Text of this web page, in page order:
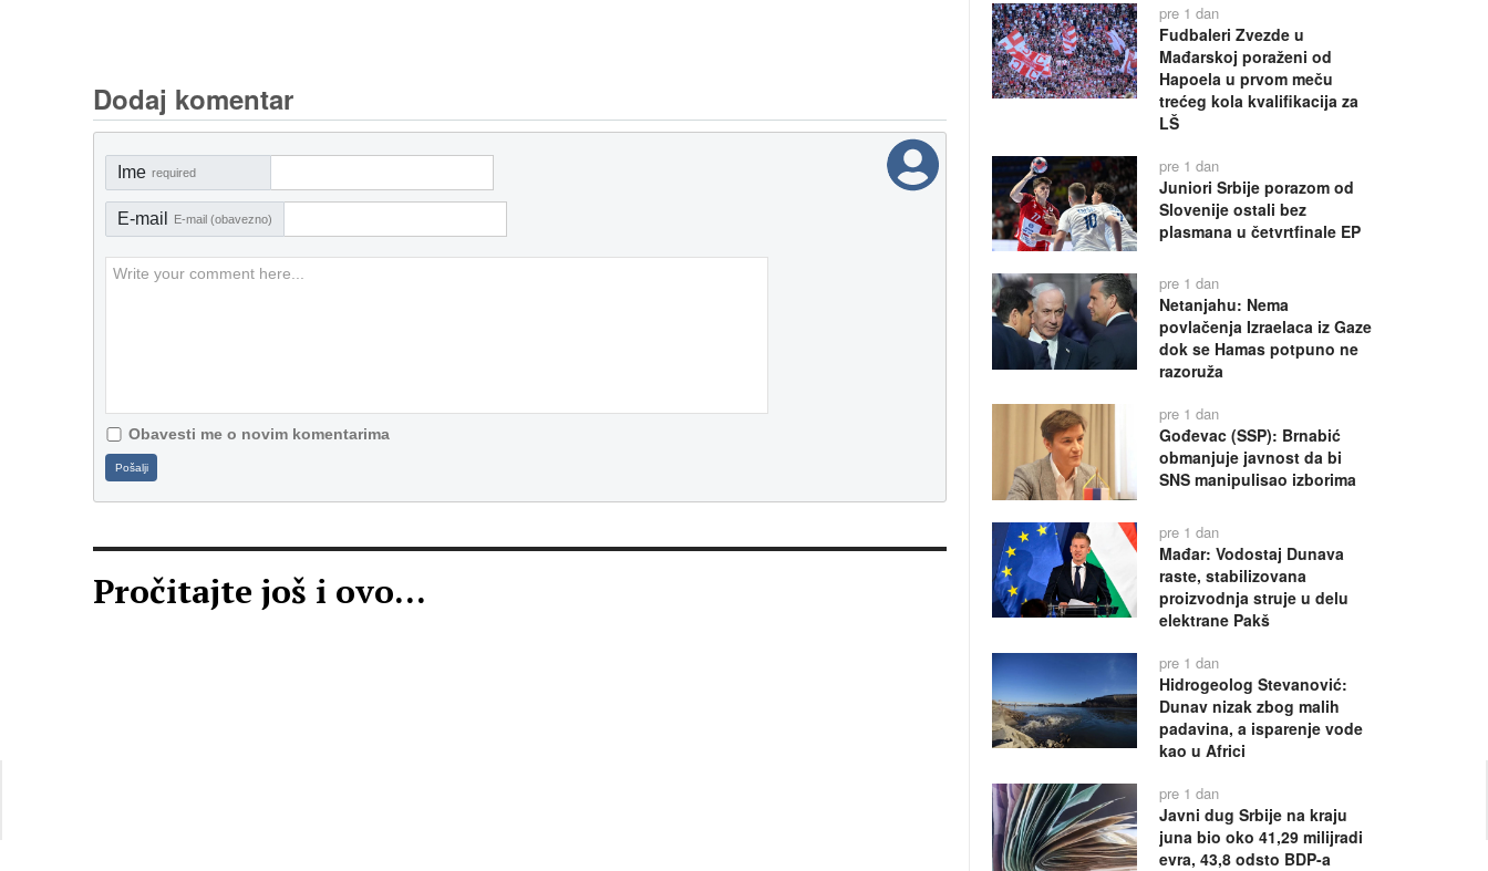
Dodaj komentar
Ime required
E-mail E-mail (obavezno)
Obavesti me o novim komentarima
Pošalji
Pročitajte još i ovo...
pre 1 dan
Fudbaleri Zvezde u
Mađarskoj poraženi od
Hapoela u prvom meču
trećeg kola kvalifikacija za
LŠ
pre 1 dan
Juniori Srbije porazom od
Slovenije ostali bez
plasmana u četvrtfinale EP
pre 1 dan
Netanjahu: Nema
povlačenja Izraelaca iz Gaze
dok se Hamas potpuno ne
razoruža
pre 1 dan
Gođevac (SSP): Brnabić
obmanjuje javnost da bi
SNS manipulisao izborima
pre 1 dan
Mađar: Vodostaj Dunava
raste, stabilizovana
proizvodnja struje u delu
elektrane Pakš
pre 1 dan
Hidrogeolog Stevanović:
Dunav nizak zbog malih
padavina, a isparenje vode
kao u Africi
pre 1 dan
Javni dug Srbije na kraju
juna bio oko 41,29 milijradi
evra, 43,8 odsto BDP-a